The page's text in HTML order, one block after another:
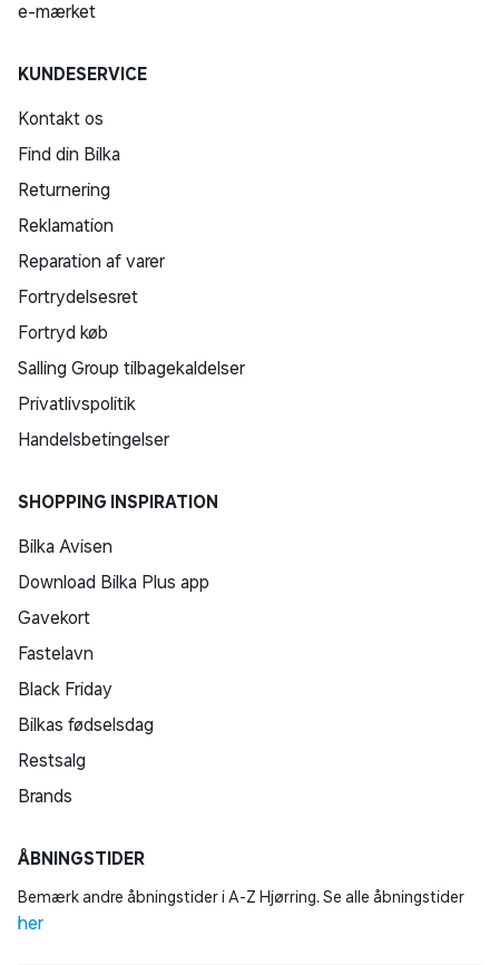
e-mærket
KUNDESERVICE
Kontakt os
Find din Bilka
Returnering
Reklamation
Reparation af varer
Fortrydelsesret
Fortryd køb
Salling Group tilbagekaldelser
Privatlivspolitik
Handelsbetingelser
SHOPPING INSPIRATION
Bilka Avisen
Download Bilka Plus app
Gavekort
Fastelavn
Black Friday
Bilkas fødselsdag
Restsalg
Brands
ÅBNINGSTIDER
Bemærk andre åbningstider i A-Z Hjørring. Se alle åbningstider
her